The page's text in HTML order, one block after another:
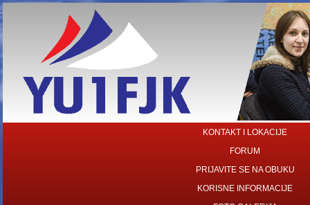
KONTAKT I LOKACIJE
FORUM
PRIJAVITE SE NA OBUKU
KORISNE INFORMACIJE